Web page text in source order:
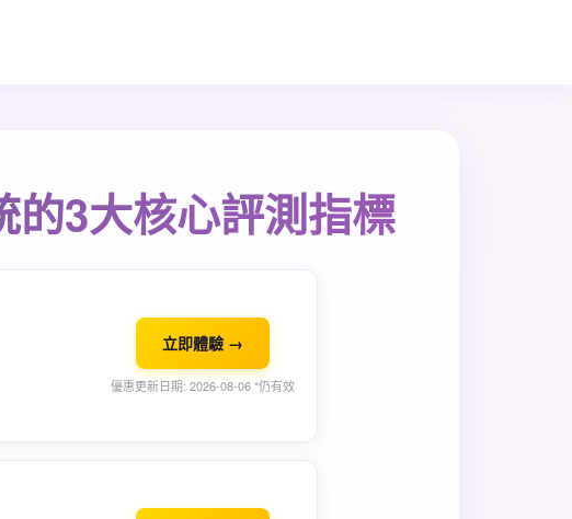
的3大核心評測指標
立即體驗 →
優惠更新日期: 2026-08-06 *仍有效